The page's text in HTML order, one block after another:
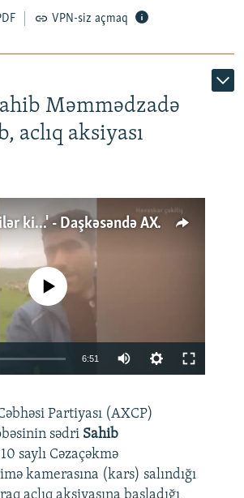
VPN-siz açmaq
Məmmədzadə
aclıq aksiyası
'Məni təpiklədilər ki...' - Daşkəsəndə AXCP fəalının yaxınları onun həbsinə etiraz edirlər
240p 360p
720p 1080p
source currently available
6:51
360p
720p
Partiyası (AXCP)
sədri Sahib
saylı Cəzaçəkmə
kamerasına (kars) salındığı